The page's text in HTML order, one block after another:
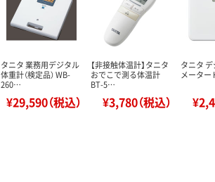
タニタ 業務用デジタル
体重計（検定品） WB-
260…
¥29,590（税込）
【非接触体温計】タニタ
おでこで測る体温計
BT-5…
¥3,780（税込）
タニタ
メーター